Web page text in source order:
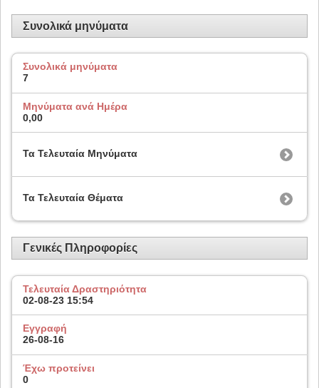
Συνολικά μηνύματα
Συνολικά μηνύματα
7
Μηνύματα ανά Ημέρα
0,00
Τα Τελευταία Μηνύματα
Τα Τελευταία Θέματα
Γενικές Πληροφορίες
Τελευταία Δραστηριότητα
02-08-23 15:54
Εγγραφή
26-08-16
Έχω προτείνει
0